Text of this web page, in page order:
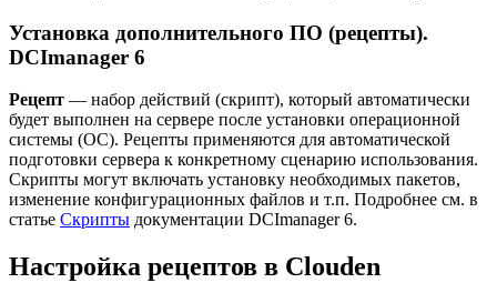
Установка дополнительного ПО (рецепты).
DCImanager 6
Рецепт — набор действий (скрипт), который автоматически
будет выполнен на сервере после установки операционной
системы (ОС). Рецепты применяются для автоматической
подготовки сервера к конкретному сценарию использования.
Скрипты могут включать установку необходимых пакетов,
изменение конфигурационных файлов и т.п. Подробнее см. в
статье Скрипты документации DCImanager 6.
Настройка рецептов в Clouden